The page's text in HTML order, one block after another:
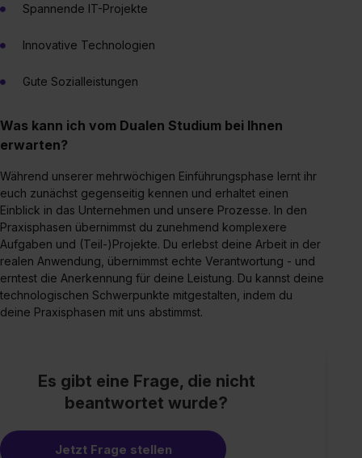
Spannende IT-Projekte
Innovative Technologien
Gute Sozialleistungen
Was kann ich vom Dualen Studium bei Ihnen
erwarten?
Während unserer mehrwöchigen Einführungsphase lernt ihr
euch zunächst gegenseitig kennen und erhaltet einen
Einblick in das Unternehmen und unsere Prozesse. In den
Praxisphasen übernimmst du zunehmend komplexere
Aufgaben und (Teil-)Projekte. Du erlebst deine Arbeit in der
realen Anwendung, übernimmst echte Verantwortung - und
erntest die Anerkennung für deine Leistung. Du kannst deine
technologischen Schwerpunkte mitgestalten, indem du
deine Praxisphasen mit uns abstimmst.
Es gibt eine Frage, die nicht
beantwortet wurde?
Jetzt Frage stellen